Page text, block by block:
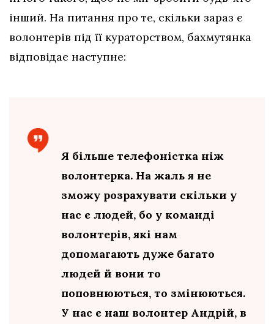
інший. На питання про те, скільки зараз є
волонтерів під її кураторством, бахмутянка
відповідає наступне:
Я більше телефоністка ніж
волонтерка. На жаль я не
зможу розрахувати скільки у
нас є людей, бо у команді
волонтерів, які нам
допомагають дуже багато
людей й вони то
поповнюються, то змінюються.
У нас є наш волонтер Андрій, в